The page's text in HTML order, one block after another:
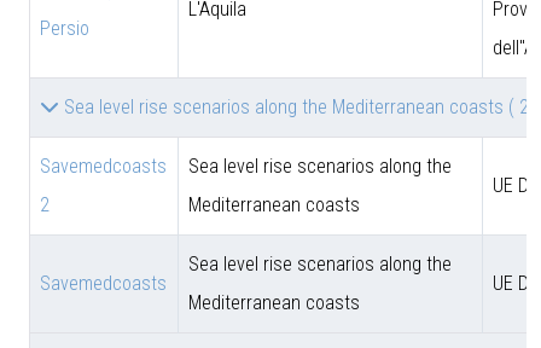
Persio
L'Aquila
Sea level rise scenarios along the Mediterranean coasts ( 2 )
Savemedcoasts
2
Sea level rise scenarios along the
Mediterranean coasts
UE
Savemedcoasts
Sea level rise scenarios along the
Mediterranean coasts
UE